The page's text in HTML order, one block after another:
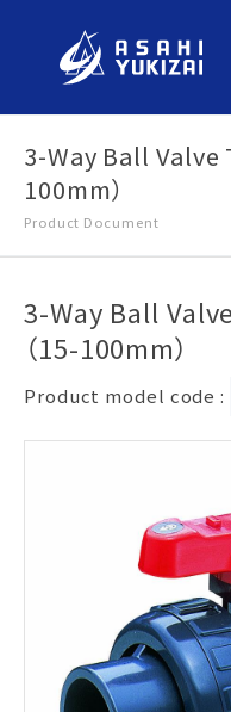
3-Way Ball Valve
100mm）
Product Document
3-Way Ball
（15-100mm）
Product model code :